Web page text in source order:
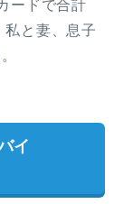
ードで合計
と妻、息子
イ